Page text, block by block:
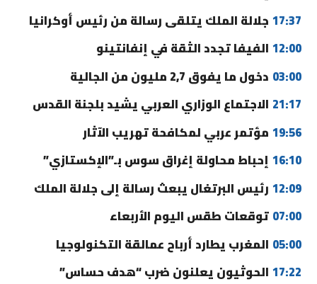
17:37 جلالة الملك يتلقى رسالة من رئيس أوكرانيا
12:00 الفيفا تجدد الثقة في إنفانتينو
03:00 دخول ما يفوق 2,7 مليون من الجالية
21:17 الاجتماع الوزاري العربي يشيد بلجنة القدس
19:56 مؤتمر عربي لمكافحة تهريب الآثار
16:10 إحباط محاولة إغراق سوس بـ”الإكستازي”
12:09 رئيس البرتغال يبعث رسالة إلى جلالة الملك
07:00 توقعات طقس اليوم الأربعاء
05:00 المغرب يطارد أرباح عمالقة التكنولوجيا
17:22 الحوثيون يعلنون ضرب “هدف حساس”